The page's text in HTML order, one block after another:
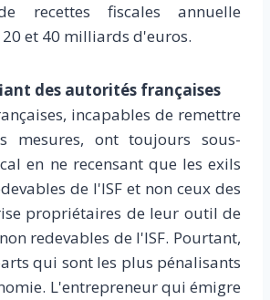
recettes fiscales annuelle
et 40 milliards d'euros.
des autorités françaises
incapables de remettre
mesures, ont toujours sous-
en ne recensant que les exils
de l'ISF et non ceux des
propriétaires de leur outil de
redevables de l'ISF. Pourtant,
qui sont les plus pénalisants
L'entrepreneur qui émigre